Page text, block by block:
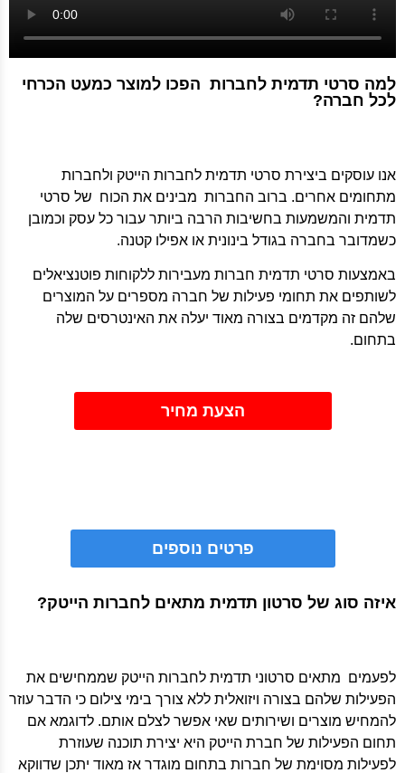
למה סרטי תדמית לחברות הפכו למוצר כמעט הכרחי
לכל חברה?
אנו עוסקים ביצירת סרטי תדמית לחברות הייטק ולחברות
מתחומים אחרים. ברוב החברות מבינים את הכוח של סרטי
תדמית והמשמעות בחשיבות הרבה ביותר עבור כל עסק וכמובן
כשמדובר בחברה בגודל בינונית או אפילו קטנה.
באמצעות סרטי תדמית חברות מעבירות ללקוחות פוטנציאלים
לשותפים את תחומי פעילות של חברה מספרים על המוצרים
שלהם זה מקדמים בצורה מאוד יעלה את האינטרסים שלה
בתחום.
הצעת מחיר
פרטים נוספים
איזה סוג של סרטון תדמית מתאים לחברות הייטק?
לפעמים מתאים סרטוני תדמית לחברות הייטק שממחישים את
הפעילות שלהם בצורה ויזואלית ללא צורך בימי צילום כי הדבר עוזר
להמחיש מוצרים ושירותים שאי אפשר לצלם אותם. לדוגמא אם
תחום הפעילות של חברת הייטק היא יצירת תוכנה שעוזרת
לפעילות מסוימת של חברות בתחום מוגדר אז מאוד יתכן שדווקא